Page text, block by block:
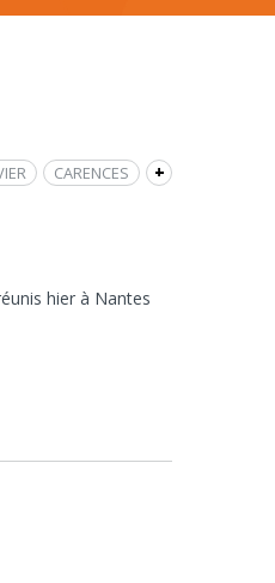
+
CARENCES
SOCIÉTÉ
SOCIÉTÉhier à Nantes